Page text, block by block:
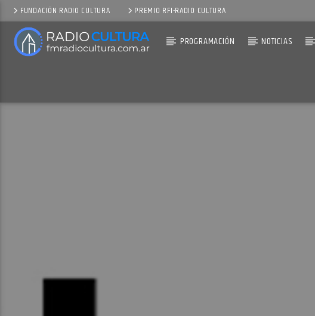
FUNDACIÓN RADIO CULTURA PREMIO RFI-RADIO CULTURA
PROGRAMACIÓN NOTICIAS